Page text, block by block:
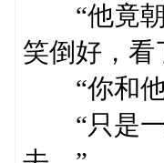
“他竟朝
笑倒好，看
“你和他
“只是一